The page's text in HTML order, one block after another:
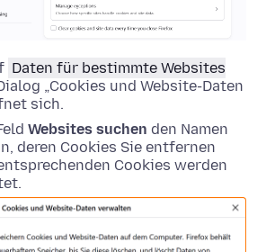
Daten für bestimmte Websites
„Cookies und Website-Daten
sich.
Websites suchen den Namen
deren Cookies Sie entfernen
Cookies werden